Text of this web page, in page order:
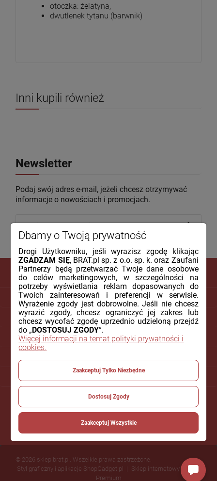
otoczka: żelatyna,
dwutlenek tytanu (barwnik)
Inni kupili również
Newsletter
Podaj swój adres e-mail, jeżeli chcesz otrzymywać
informacje o nowościach i promocjach.
DLA KLIENTA
PŁATNOŚCI I DOSTAWA
INFORMACJE
POMOC
© 2026 sklep.brat.pl. Wszelkie prawa zastrzeżone.
Styl graficzny i aplikacje ShopGadget.pl
Sklep internetowy Shoper
Premium
Dbamy o Twoją prywatność
Drogi Użytkowniku, jeśli wyrazisz zgodę klikając
ZGADZAM SIĘ, BRAT.pl sp. z o.o. sp. k. oraz Zaufani
Partnerzy będą przetwarzać Twoje dane osobowe
do celów marketingowych, w szczególności na
potrzeby wyświetlania reklam dopasowanych do
Twoich zainteresowań i preferencji w serwisie.
Wyrażenie zgody jest dobrowolne. Jeśli nie chcesz
wyrazić zgody, chcesz ograniczyć jej zakres lub
chcesz wycofać zgodę uprzednio udzieloną przejdź
do „ DOSTOSUJ ZGODY”.
Więcej informacji na temat polityki prywatności i
cookies.
Zaakceptuj Tylko Niezbędne
Dostosuj Zgody
Zaakceptuj Wszystkie